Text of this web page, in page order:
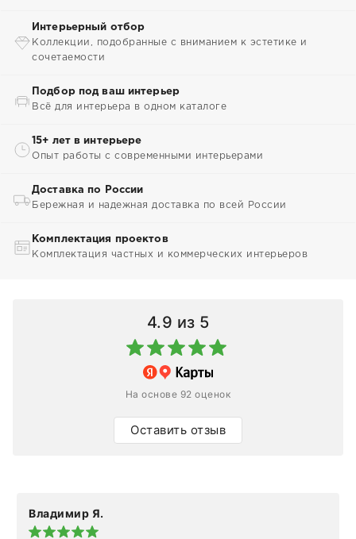
Интерьерный отбор
Коллекции, подобранные с вниманием к эстетике и
сочетаемости
Подбор под ваш интерьер
Всё для интерьера в одном каталоге
15+ лет в интерьере
Опыт работы с современными интерьерами
Доставка по России
Бережная и надежная доставка по всей России
Комплектация проектов
Комплектация частных и коммерческих интерьеров
4.9 из 5
На основе 92 оценок
Оставить отзыв
Владимир Я.